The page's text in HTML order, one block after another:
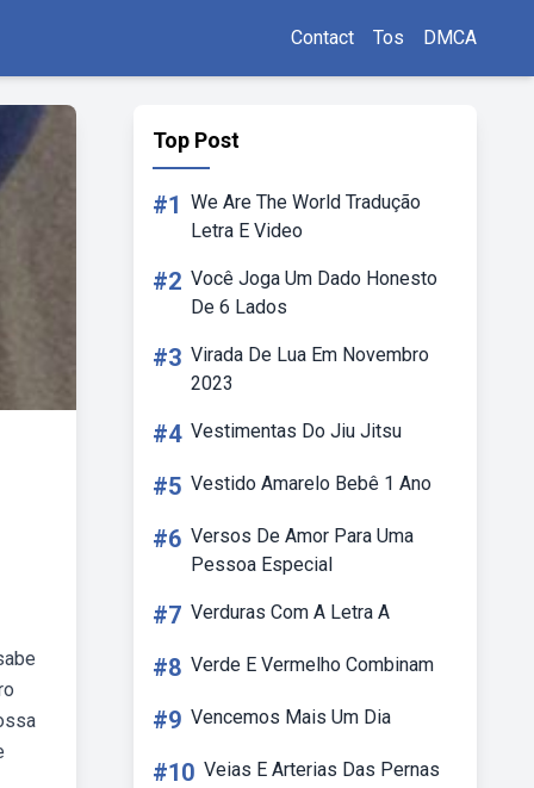
Contact Tos DMCA
Top Post
#1 We Are The World Tradução
Letra E Video
#2 Você Joga Um Dado Honesto
De 6 Lados
#3 Virada De Lua Em Novembro
2023
#4 Vestimentas Do Jiu Jitsu
#5 Vestido Amarelo Bebê 1 Ano
#6 Versos De Amor Para Uma
Pessoa Especial
#7 Verduras Com A Letra A
#8 Verde E Vermelho Combinam
#9 Vencemos Mais Um Dia
#10 Veias E Arterias Das Pernas